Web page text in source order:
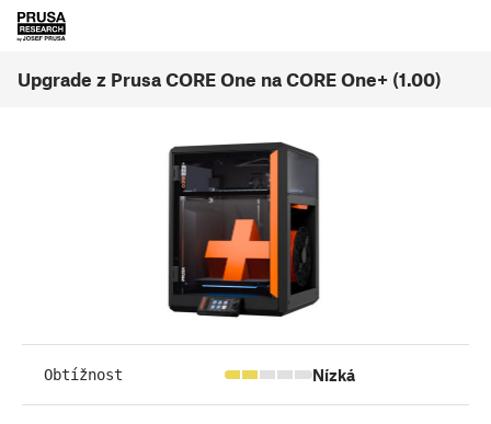
Upgrade z Prusa CORE One na CORE One+ (1.00)
Obtížnost Nízká